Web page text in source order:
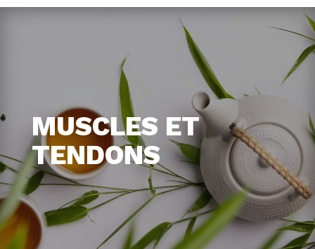
MUSCLES ET
TENDONS